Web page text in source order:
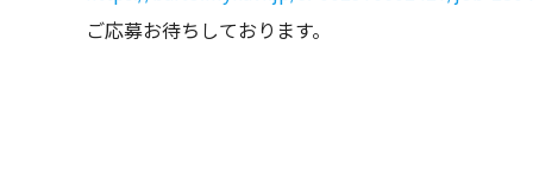
ご応募お待ちしております。